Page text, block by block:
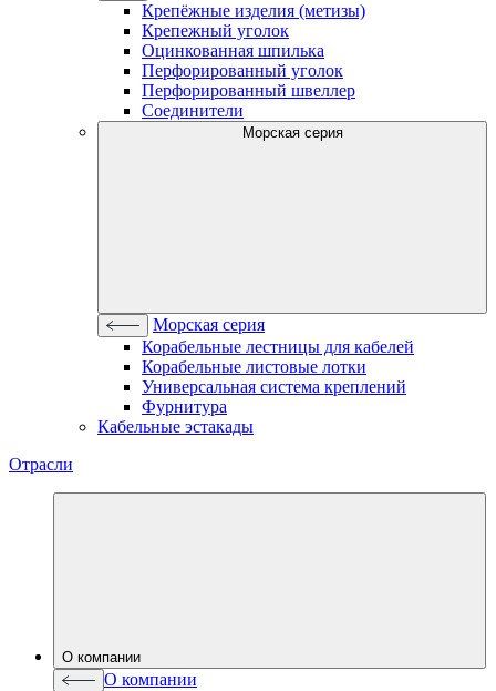
Крепёжные изделия (метизы)
Крепежный уголок
Оцинкованная шпилька
Перфорированный уголок
Перфорированный швеллер
Соединители
Морская серия
Морская серия
Корабельные лестницы для кабелей
Корабельные листовые лотки
Универсальная система креплений
Фурнитура
Кабельные эстакады
Отрасли
О компании
О компании